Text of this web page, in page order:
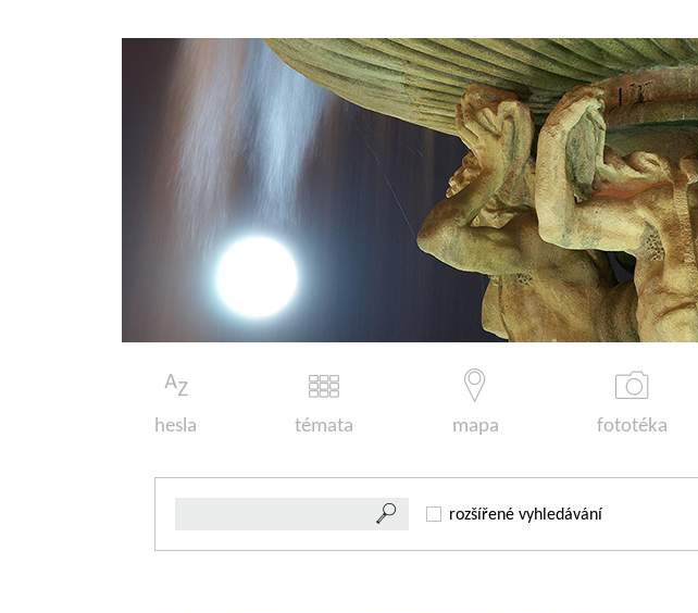
hesla témata mapa fototéka
rozšířené vyhledávání